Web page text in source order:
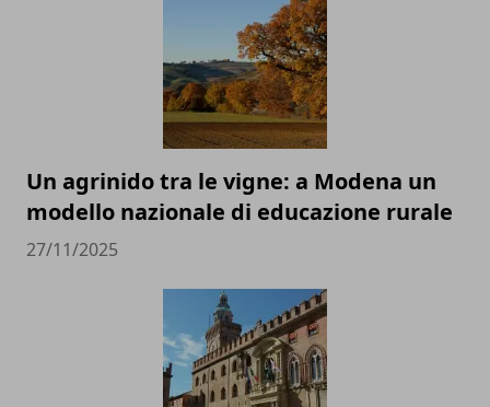
Un agrinido tra le vigne: a Modena un
modello nazionale di educazione rurale
27/11/2025